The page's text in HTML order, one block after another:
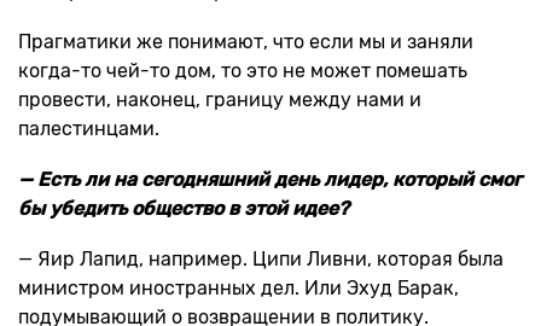
Прагматики же понимают, что если мы и заняли
когда-то чей-то дом, то это не может помешать
провести, наконец, границу между нами и
палестинцами.
— Есть ли на сегодняшний день лидер, который смог
бы убедить общество в этой идее?
— Яир Лапид, например. Ципи Ливни, которая была
министром иностранных дел. Или Эхуд Барак,
подумывающий о возвращении в политику.